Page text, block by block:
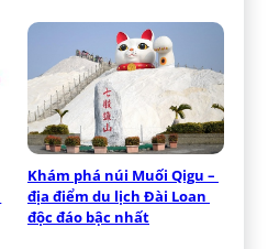
Khám phá núi Muối Qigu –
địa điểm du lịch Đài Loan
độc đáo bậc nhất